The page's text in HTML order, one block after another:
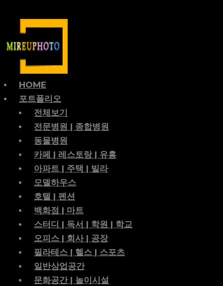
HOME
포트폴리오
전체보기
전문병원 | 종합병원
동물병원
카페 | 레스토랑 | 유흥
아파트 | 주택 | 빌라
모델하우스
호텔 | 펜션
백화점 | 마트
스터디 | 독서 | 학원 | 학교
오피스 | 회사 | 공장
필라테스 | 헬스 | 스포츠
일반상업공간
문화공간 | 놀이시설